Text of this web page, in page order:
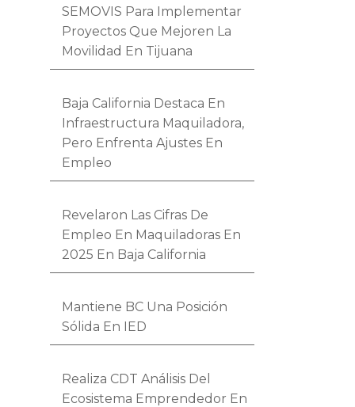
SEMOVIS Para Implementar
Proyectos Que Mejoren La
Movilidad En Tijuana
Baja California Destaca En
Infraestructura Maquiladora,
Pero Enfrenta Ajustes En
Empleo
Revelaron Las Cifras De
Empleo En Maquiladoras En
2025 En Baja California
Mantiene BC Una Posición
Sólida En IED
Realiza CDT Análisis Del
Ecosistema Emprendedor En